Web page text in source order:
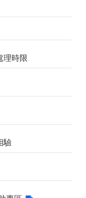
理時限
驗